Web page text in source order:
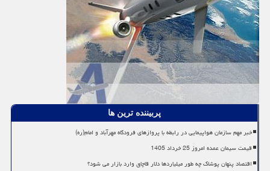
پربیننده ترین ها
خبر مهم سازمان هواپیمایی در رابطه با پروازهای فرودگاه مهرآباد و امام(ره)
قیمت سیمان عمده امروز 25 خرداد 1405
اقتصاد پنهان پوشاک چه طور میلیاردها دلار قاچاق وارد بازار می شود؟